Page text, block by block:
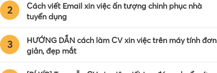
2
Cách viết Email xin việc ấn tượng chinh phục nhà
tuyển dụng
3
HƯỚNG DẪN cách làm CV xin việc trên máy tính đơn
giản, đẹp mắt